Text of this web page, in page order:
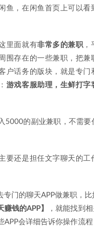
鱼，在闲鱼首页上可以看
里面就有非常多的兼职
围存在的一些兼职，把兼
户话务的版块，就是专门
游戏客服助理，生鲜打字
要还是担任文字聊天的工
专门的聊天APP做兼职，比
赚钱的APP】
，就能找到相
APP会详细告诉你操作流